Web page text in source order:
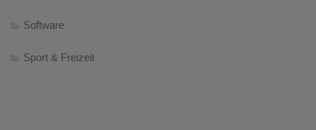
Software
Sport & Freizeit